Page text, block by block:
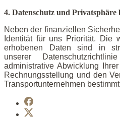
4. Datenschutz und Privatsphäre
Neben der finanziellen
Identität für uns Priorität. Die
erhobenen Daten sind in
unserer
administrative Abwicklung
Rechnungsstellung und den
Transportunternehmen